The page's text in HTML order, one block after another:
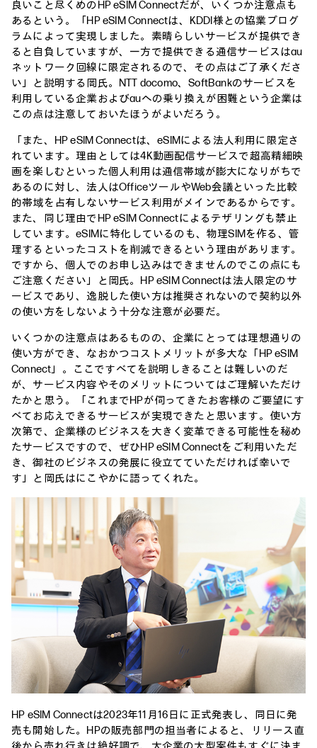
良いこと尽くめのHP eSIM Connectだが、いくつか注意点も
あるという。「HP eSIM Connectは、KDDI様との協業プログ
ラムによって実現しました。素晴らしいサービスが提供でき
ると自負していますが、一方で提供できる通信サービスはau
ネットワーク回線に限定されるので、その点はご了承くださ
い」と説明する岡氏。NTT docomo、SoftBankのサービスを
利用している企業およびauへの乗り換えが困難という企業は
この点は注意しておいたほうがよいだろう。
「また、HP eSIM Connectは、eSIMによる法人利用に限定さ
れています。理由としては4K動画配信サービスで超高精細映
画を楽しむといった個人利用は通信帯域が膨大になりがちで
あるのに対し、法人はOfficeツールやWeb会議といった比較
的帯域を占有しないサービス利用がメインであるからです。
また、同じ理由でHP eSIM Connectによるテザリングも禁止
しています。eSIMに特化しているのも、物理SIMを作る、管
理するといったコストを削減できるという理由があります。
ですから、個人でのお申し込みはできませんのでこの点にも
ご注意ください」と岡氏。HP eSIM Connectは法人限定のサ
ービスであり、逸脱した使い方は推奨されないので契約以外
の使い方をしないよう十分な注意が必要だ。
いくつかの注意点はあるものの、企業にとっては理想通りの
使い方ができ、なおかつコストメリットが多大な「HP eSIM
Connect」。ここですべてを説明しきることは難しいのだ
が、サービス内容やそのメリットについてはご理解いただけ
たかと思う。「これまでHPが伺ってきたお客様のご要望にす
べてお応えできるサービスが実現できたと思います。使い方
次第で、企業様のビジネスを大きく変革できる可能性を秘め
たサービスですので、ぜひHP eSIM Connectをご利用いただ
き、御社のビジネスの発展に役立てていただければ幸いで
す」と岡氏はにこやかに語ってくれた。
HP eSIM Connectは2023年11月16日に正式発表し、同日に発
売も開始した。HPの販売部門の担当者によると、リリース直